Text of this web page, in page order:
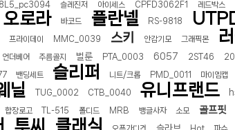
슬레진저 아이세스 CPFD3062F1 레드박스
오로라 바코드 플란넬 RS-9818
프라이데이 MMC_0039 스키 안감기모 그래픽몬
언더베어 주름골지 벌룬 PTA_0003 6057 2ST46
밴딩세트 슬리퍼 니트/크롭 PMD_0011 마이엠캡
닐 TUG_0002 CTB_0040 유니프랜드
합장로고 TL-515 폴디드 MRB 뱅글사자 소모 골프핏
투씨 클래식 슬라브